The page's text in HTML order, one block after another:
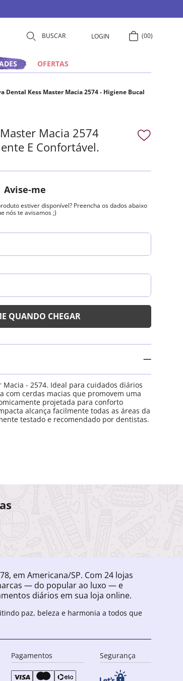
LOGIN 00
OFERTAS
Dental Kess Master Macia 2574 - Higiene Bucal
Macia 2574
E Confortável.
Macia - 2574. Ideal para cuidados diários
com cerdas macias que promovem uma
projetada para conforto
alcança facilmente todas as áreas da
testado e recomendado por dentistas.
em Americana/SP. Com 24 lojas
— do popular ao luxo — e
diários em sua loja online.
paz, beleza e harmonia a todos que
Pagamentos Segurança